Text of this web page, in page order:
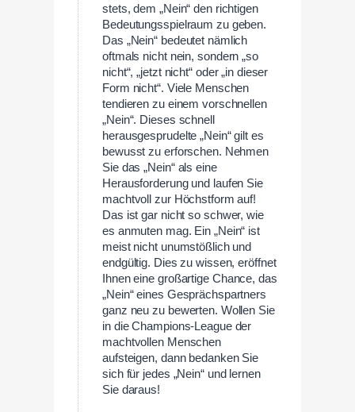
stets, dem „Nein“ den richtigen
Bedeutungsspielraum zu geben.
Das „Nein“ bedeutet nämlich
oftmals nicht nein, sondern „so
nicht“, „jetzt nicht“ oder „in dieser
Form nicht“. Viele Menschen
tendieren zu einem vorschnellen
„Nein“. Dieses schnell
herausgesprudelte „Nein“ gilt es
bewusst zu erforschen. Nehmen
Sie das „Nein“ als eine
Herausforderung und laufen Sie
machtvoll zur Höchstform auf!
Das ist gar nicht so schwer, wie
es anmuten mag. Ein „Nein“ ist
meist nicht unumstößlich und
endgültig. Dies zu wissen, eröffnet
Ihnen eine großartige Chance, das
„Nein“ eines Gesprächspartners
ganz neu zu bewerten. Wollen Sie
in die Champions-League der
machtvollen Menschen
aufsteigen, dann bedanken Sie
sich für jedes „Nein“ und lernen
Sie daraus!